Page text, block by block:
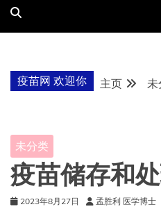
疫苗网 欢迎你 主页 未
未分类
疫苗储存和
2023年8月27日 孟胜利 医学博士